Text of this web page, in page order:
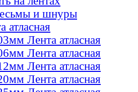
и шнуры
атласная
Лента атласная
Лента атласная
Лента атласная
Лента атласная